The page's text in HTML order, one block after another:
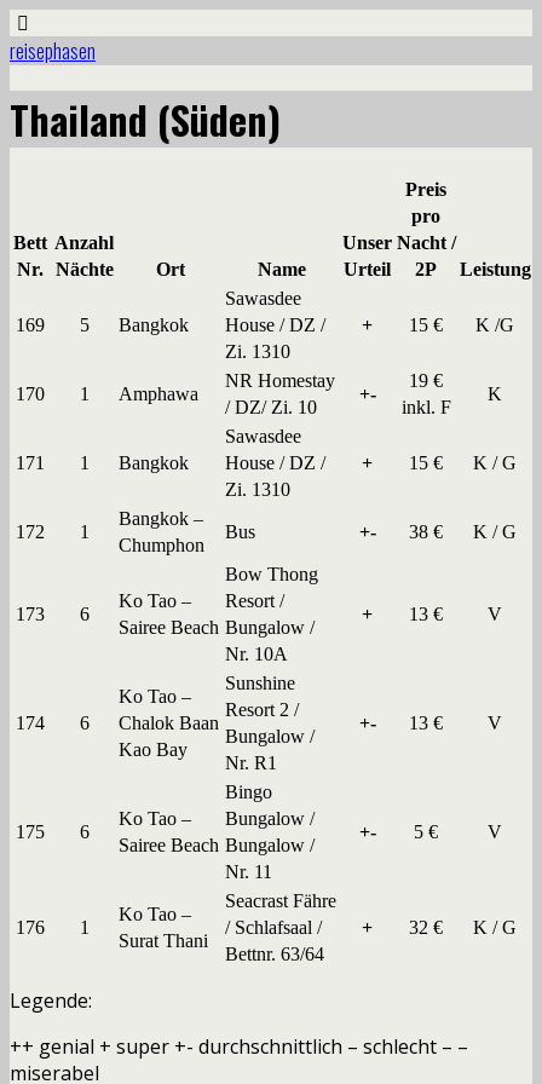
reisephasen
Thailand (Süden)
Bett
Nr.
Anzahl
Nächte
Ort Name
Unser
Urteil
Preis
pro
Nacht /
2P
Leistung
169 5 Bangkok
Sawasdee
House / DZ /
Zi. 1310
+ 15 € K /G
170 1 Amphawa
NR Homestay
/ DZ/ Zi. 10
+-
19 €
inkl. F
K
171 1 Bangkok
Sawasdee
House / DZ /
Zi. 1310
+ 15 € K / G
172 1
Bangkok –
Chumphon
Bus +- 38 € K / G
173 6
Ko Tao –
Sairee Beach
Bow Thong
Resort /
Bungalow /
Nr. 10A
+ 13 € V
174 6
Ko Tao –
Chalok Baan
Kao Bay
Sunshine
Resort 2 /
Bungalow /
Nr. R1
+- 13 € V
175 6
Ko Tao –
Sairee Beach
Bingo
Bungalow /
Bungalow /
Nr. 11
+- 5 € V
176 1
Ko Tao –
Surat Thani
Seacrast Fähre
/ Schlafsaal /
Bettnr. 63/64
+ 32 € K / G
Legende:
++ genial + super +- durchschnittlich – schlecht – –
miserabel